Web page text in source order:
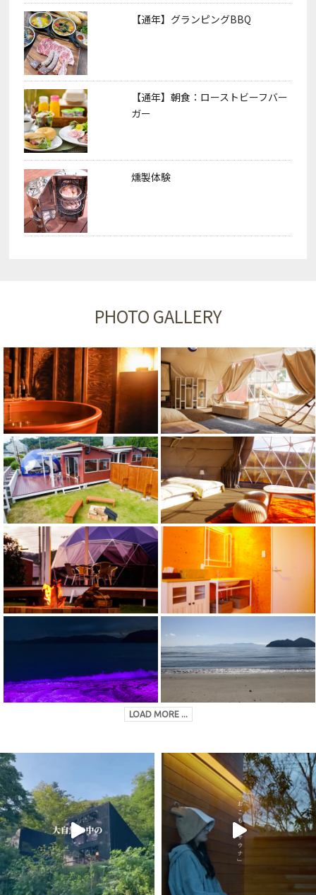
【通年】グランピングBBQ
【通年】朝食：ローストビーフバー
ガー
燻製体験
PHOTO GALLERY
LOAD MORE ...